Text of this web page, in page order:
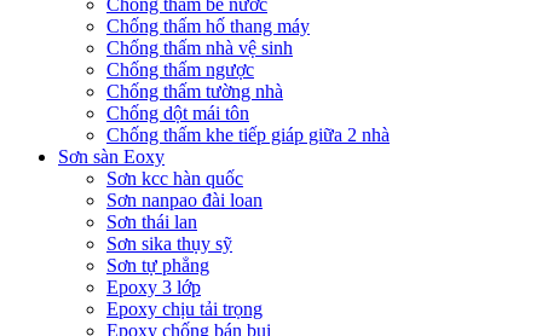
Chống thấm bể nước
Chống thấm hố thang máy
Chống thấm nhà vệ sinh
Chống thấm ngược
Chống thấm tường nhà
Chống dột mái tôn
Chống thấm khe tiếp giáp giữa 2 nhà
Sơn sàn Eoxy
Sơn kcc hàn quốc
Sơn nanpao đài loan
Sơn thái lan
Sơn sika thụy sỹ
Sơn tự phẳng
Epoxy 3 lớp
Epoxy chịu tải trọng
Epoxy chống bán bụi